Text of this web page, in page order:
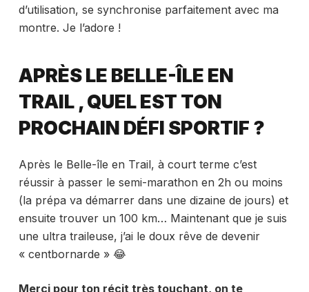
d’utilisation, se synchronise parfaitement avec ma
montre. Je l’adore !
APRÈS LE BELLE-ÎLE EN
TRAIL , QUEL EST TON
PROCHAIN DÉFI SPORTIF ?
Après le Belle-île en Trail, à court terme c’est
réussir à passer le semi-marathon en 2h ou moins
(la prépa va démarrer dans une dizaine de jours) et
ensuite trouver un 100 km… Maintenant que je suis
une ultra traileuse, j’ai le doux rêve de devenir
« centbornarde » 😂
Merci pour ton récit très touchant, on te